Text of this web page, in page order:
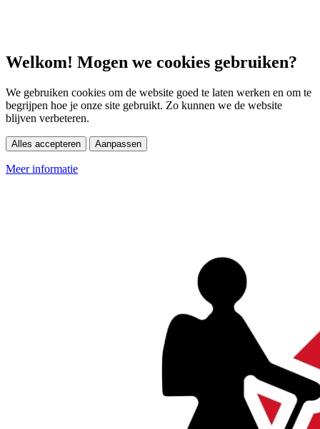
Welkom! Mogen we cookies gebruiken?
We gebruiken cookies om de website goed te laten werken en om te
begrijpen hoe je onze site gebruikt. Zo kunnen we de website
blijven verbeteren.
Alles accepteren Aanpassen
Meer informatie